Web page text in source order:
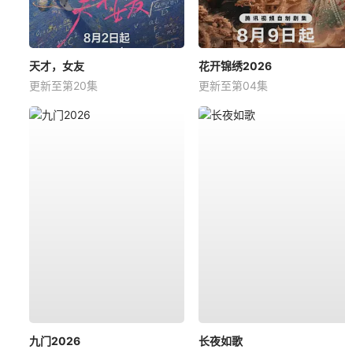
天才，女友
更新至第20集
花开锦绣2026
更新至第04集
九门2026
长夜如歌